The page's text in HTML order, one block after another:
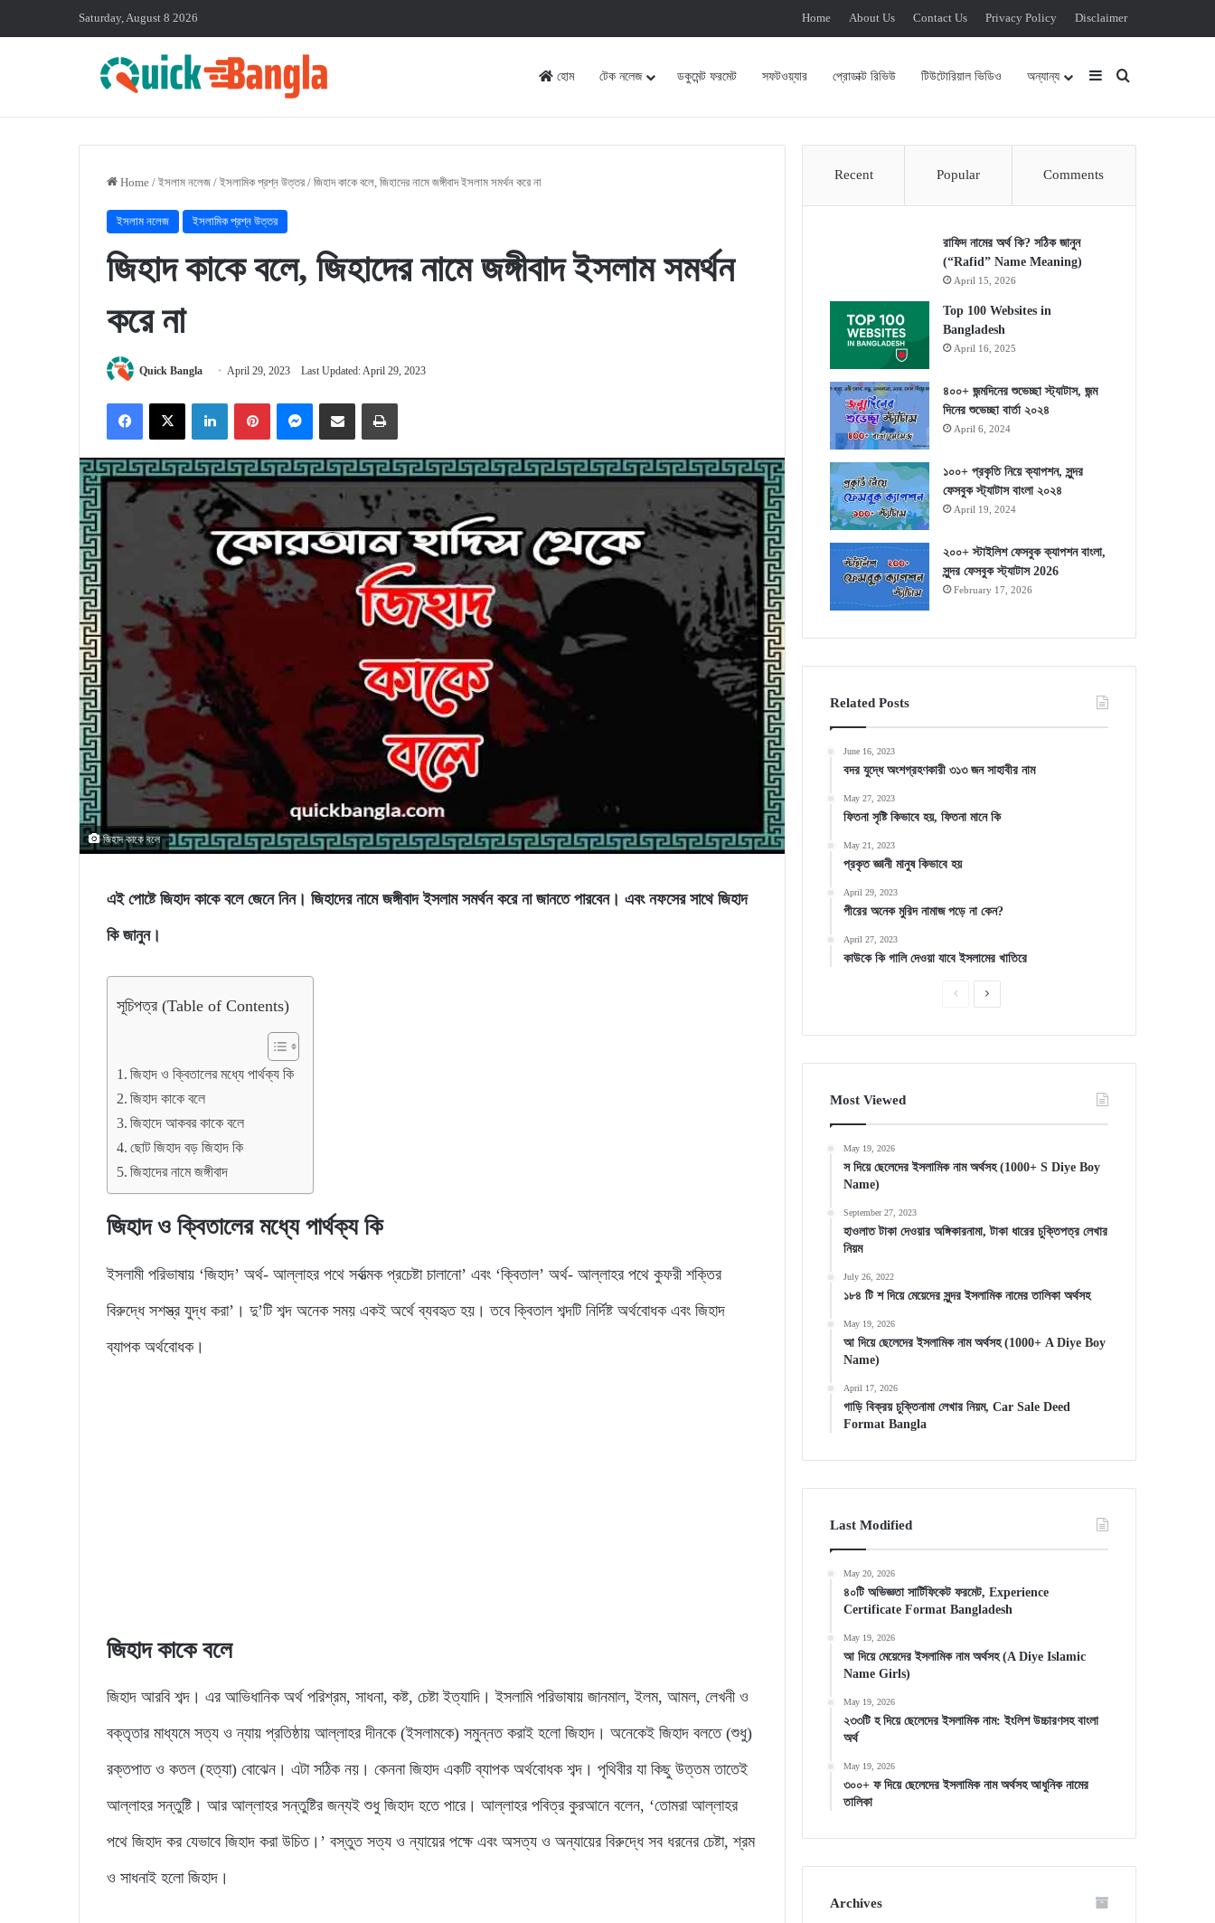
Saturday, August 8 2026 Home About Us Contact Us Privacy Policy Disclaimer
হোম টেক নলেজ ডকুমেন্ট ফরমেট সফটওয়্যার প্রোডাক্ট রিভিউ টিউটোরিয়াল ভিডিও অন্যান্য Sidebar
Home / ইসলাম নলেজ / ইসলামিক প্রশ্ন উত্তর / জিহাদ কাকে বলে, জিহাদের নামে জঙ্গীবাদ ইসলাম সমর্থন করে না
ইসলাম নলেজ ইসলামিক প্রশ্ন উত্তর
জিহাদ কাকে বলে, জিহাদের নামে জঙ্গীবাদ ইসলাম সমর্থন
করে না
Quick Bangla April 29, 2023 Last Updated: April 29, 2023
FacebookX LinkedInPinterestMessengerShare via Email Print
জিহাদ কাকে বলে
এই পোষ্টে জিহাদ কাকে বলে জেনে নিন। জিহাদের নামে জঙ্গীবাদ ইসলাম সমর্থন করে না জানতে পারবেন। এবং নফসের সাথে জিহাদ
কি জানুন।
সূচিপত্র (Table of Contents)
জিহাদ ও ক্বিতালের মধ্যে পার্থক্য কি
জিহাদ কাকে বলে
জিহাদে আকবর কাকে বলে
ছোট জিহাদ বড় জিহাদ কি
জিহাদের নামে জঙ্গীবাদ
জিহাদ ও ক্বিতালের মধ্যে পার্থক্য কি
ইসলামী পরিভাষায় ‘জিহাদ’ অর্থ- আল্লাহর পথে সর্বাত্মক প্রচেষ্টা চালানো’ এবং ‘ক্বিতাল’ অর্থ- আল্লাহর পথে কুফরী শক্তির
বিরুদ্ধে সশস্ত্র যুদ্ধ করা’। দু’টি শব্দ অনেক সময় একই অর্থে ব্যবহৃত হয়। তবে ক্বিতাল শব্দটি নির্দিষ্ট অর্থবোধক এবং জিহাদ
ব্যাপক অর্থবোধক।
জিহাদ কাকে বলে
জিহাদ আরবি শব্দ। এর আভিধানিক অর্থ পরিশ্রম, সাধনা, কষ্ট, চেষ্টা ইত্যাদি। ইসলামি পরিভাষায় জানমাল, ইলম, আমল, লেখনী ও
বক্তৃতার মাধ্যমে সত্য ও ন্যায় প্রতিষ্ঠায় আল্লাহর দীনকে (ইসলামকে) সমুন্নত করাই হলো জিহাদ। অনেকেই জিহাদ বলতে (শুধু)
রক্তপাত ও কতল (হত্যা) বোঝেন। এটা সঠিক নয়। কেননা জিহাদ একটি ব্যাপক অর্থবোধক শব্দ। পৃথিবীর যা কিছু উত্তম তাতেই
আল্লাহর সন্তুষ্টি। আর আল্লাহর সন্তুষ্টির জন্যই শুধু জিহাদ হতে পারে। আল্লাহর পবিত্র কুরআনে বলেন, ‘তোমরা আল্লাহর
পথে জিহাদ কর যেভাবে জিহাদ করা উচিত।’ বস্তুত সত্য ও ন্যায়ের পক্ষে এবং অসত্য ও অন্যায়ের বিরুদ্ধে সব ধরনের চেষ্টা, শ্রম
ও সাধনাই হলো জিহাদ।
Recent Popular Comments
রাফিদ নামের অর্থ কি? সঠিক জানুন
(“Rafid” Name Meaning)
April 15, 2026
Top 100 Websites in
Bangladesh
April 16, 2025
৪০০+ জন্মদিনের শুভেচ্ছা স্ট্যাটাস, জন্ম
দিনের শুভেচ্ছা বার্তা ২০২৪
April 6, 2024
১০০+ প্রকৃতি নিয়ে ক্যাপশন, সুন্দর
ফেসবুক স্ট্যাটাস বাংলা ২০২৪
April 19, 2024
২০০+ স্টাইলিশ ফেসবুক ক্যাপশন বাংলা,
সুন্দর ফেসবুক স্ট্যাটাস 2026
February 17, 2026
Related Posts
June 16, 2023
বদর যুদ্ধে অংশগ্রহণকারী ৩১৩ জন সাহাবীর নাম
May 27, 2023
ফিতনা সৃষ্টি কিভাবে হয়, ফিতনা মানে কি
May 21, 2023
প্রকৃত জ্ঞানী মানুষ কিভাবে হয়
April 29, 2023
পীরের অনেক মুরিদ নামাজ পড়ে না কেন?
April 27, 2023
কাউকে কি গালি দেওয়া যাবে ইসলামের খাতিরে
PreviousNext
Most Viewed
May 19, 2026
স দিয়ে ছেলেদের ইসলামিক নাম অর্থসহ (1000+ S Diye Boy
Name)
September 27, 2023
হাওলাত টাকা দেওয়ার অঙ্গিকারনামা, টাকা ধারের চুক্তিপত্র লেখার
নিয়ম
July 26, 2022
১৮৪ টি শ দিয়ে মেয়েদের সুন্দর ইসলামিক নামের তালিকা অর্থসহ
May 19, 2026
আ দিয়ে ছেলেদের ইসলামিক নাম অর্থসহ (1000+ A Diye Boy
Name)
April 17, 2026
গাড়ি বিক্রয় চুক্তিনামা লেখার নিয়ম, Car Sale Deed
Format Bangla
Last Modified
May 20, 2026
৪০টি অভিজ্ঞতা সার্টিফিকেট ফরমেট, Experience
Certificate Format Bangladesh
May 19, 2026
আ দিয়ে মেয়েদের ইসলামিক নাম অর্থসহ (A Diye Islamic
Name Girls)
May 19, 2026
২৩৩টি হ দিয়ে ছেলেদের ইসলামিক নাম: ইংলিশ উচ্চারণসহ বাংলা
অর্থ
May 19, 2026
৩০০+ ফ দিয়ে ছেলেদের ইসলামিক নাম অর্থসহ আধুনিক নামের
তালিকা
Archives